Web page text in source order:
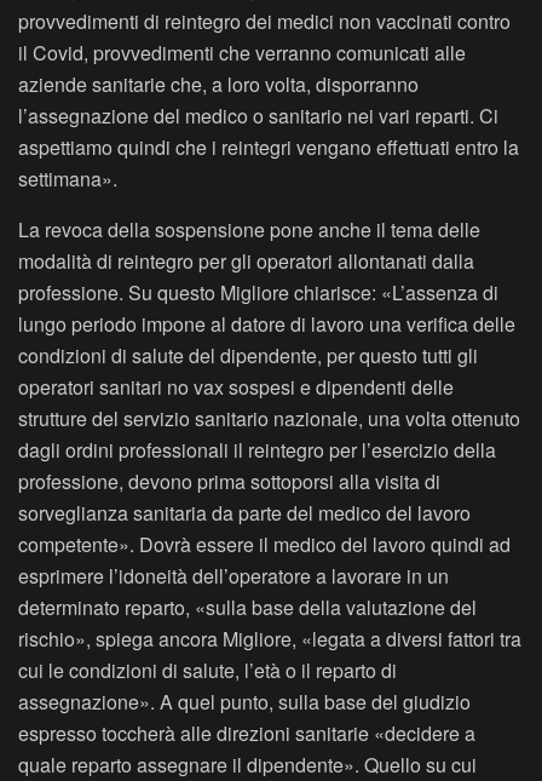
provvedimenti di reintegro dei medici non vaccinati contro
il Covid, provvedimenti che verranno comunicati alle
aziende sanitarie che, a loro volta, disporranno
l’assegnazione del medico o sanitario nei vari reparti. Ci
aspettiamo quindi che i reintegri vengano effettuati entro la
settimana».
La revoca della sospensione pone anche il tema delle
modalità di reintegro per gli operatori allontanati dalla
professione. Su questo Migliore chiarisce: «L’assenza di
lungo periodo impone al datore di lavoro una verifica delle
condizioni di salute del dipendente, per questo tutti gli
operatori sanitari no vax sospesi e dipendenti delle
strutture del servizio sanitario nazionale, una volta ottenuto
dagli ordini professionali il reintegro per l’esercizio della
professione, devono prima sottoporsi alla visita di
sorveglianza sanitaria da parte del medico del lavoro
competente». Dovrà essere il medico del lavoro quindi ad
esprimere l’idoneità dell’operatore a lavorare in un
determinato reparto, «sulla base della valutazione del
rischio», spiega ancora Migliore, «legata a diversi fattori tra
cui le condizioni di salute, l’età o il reparto di
assegnazione». A quel punto, sulla base del giudizio
espresso toccherà alle direzioni sanitarie «decidere a
quale reparto assegnare il dipendente». Quello su cui